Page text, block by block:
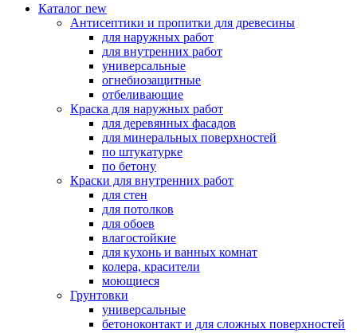
Каталог new
Антисептики и пропитки для древесины
для наружных работ
для внутренних работ
универсальные
огнебиозащитные
отбеливающие
Краска для наружных работ
для деревянных фасадов
для минеральных поверхностей
по штукатурке
по бетону
Краски для внутренних работ
для стен
для потолков
для обоев
влагостойкие
для кухонь и ванных комнат
колера, красители
моющиеся
Грунтовки
универсальные
бетоноконтакт и для сложных поверхностей